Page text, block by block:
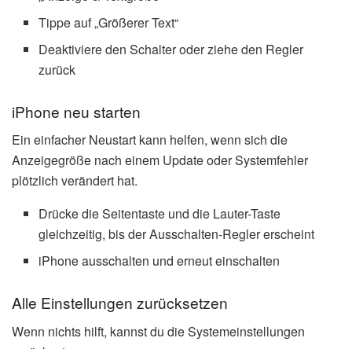
Tippe auf „Größerer Text“
Deaktiviere den Schalter oder ziehe den Regler
zurück
iPhone neu starten
Ein einfacher Neustart kann helfen, wenn sich die
Anzeigegröße nach einem Update oder Systemfehler
plötzlich verändert hat.
Drücke die Seitentaste und die Lauter-Taste
gleichzeitig, bis der Ausschalten-Regler erscheint
iPhone ausschalten und erneut einschalten
Alle Einstellungen zurücksetzen
Wenn nichts hilft, kannst du die Systemeinstellungen